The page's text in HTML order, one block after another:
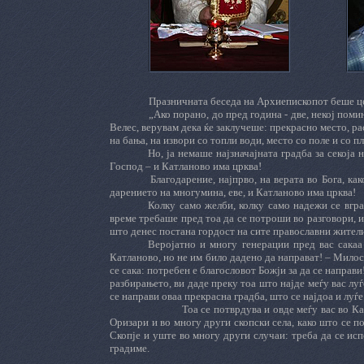
Празничната беседа на Архиепископот беше
„Ако порано, до пред година - две, некој
Велес, верувам дека ќе заклучеше: прекрасно место,
на бања, на извори со топли води, место со поле и со
Но, ја немаше најзначајната градба за
Господ – и Катланово има црква!
Благодарение, најпрво, на верата во Бога,
дарението на многумина, еве, и Катланово има црква!
Колку само желби, колку само надежи се
време требаше пред тоа да се потроши во разговори,
што денес постана гордост на сите православни
Веројатно и многу генерации пред вас
Катланово, но не им било дадено да направат! –
се сака: потребен е благословот Божји за да се
разбирањето, ви даде преку тоа што најде меѓу вас
се направи оваа прекрасна градба, што се најдоа и
Тоа се потврдува и овде меѓу вас во
Оризари и во многу други скопски села, како што се
Скопје и уште во многу други случаи: треба да се
градиме.